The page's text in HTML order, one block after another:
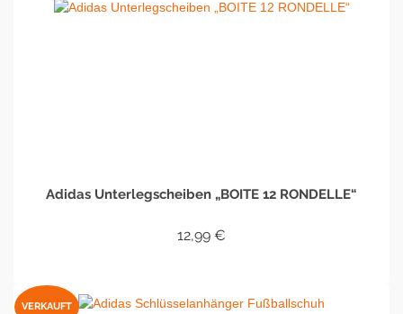
Adidas Unterlegscheiben „BOITE 12 RONDELLE“
12,99 €
VERKAUFT